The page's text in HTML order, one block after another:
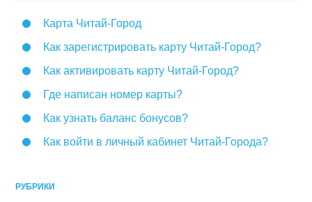
Карта Читай-Город
Как зарегистрировать карту Читай-Город?
Как активировать карту Читай-Город?
Где написан номер карты?
Как узнать баланс бонусов?
Как войти в личный кабинет Читай-Города?
РУБРИКИ